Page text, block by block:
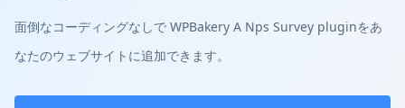
面倒なコーディングなしで WPBakery A Nps Survey pluginをあ
なたのウェブサイトに追加できます。